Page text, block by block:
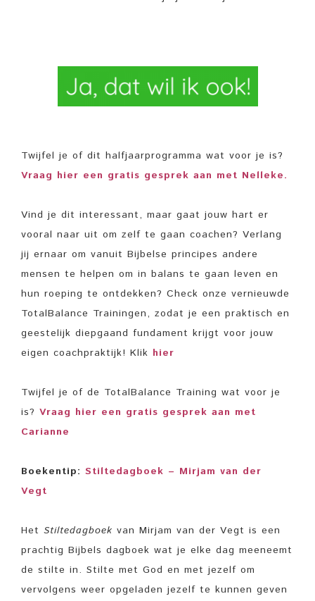
Twijfel je of dit halfjaarprogramma wat voor je is?
Vraag hier een gratis gesprek aan met Nelleke.
Vind je dit interessant, maar gaat jouw hart er
vooral naar uit om zelf te gaan coachen? Verlang
jij ernaar om vanuit Bijbelse principes andere
mensen te helpen om in balans te gaan leven en
hun roeping te ontdekken? Check onze vernieuwde
TotalBalance Trainingen, zodat je een praktisch en
geestelijk diepgaand fundament krijgt voor jouw
eigen coachpraktijk! Klik hier
Twijfel je of de TotalBalance Training wat voor je
is? Vraag hier een gratis gesprek aan met
Carianne
Boekentip: Stiltedagboek – Mirjam van der
Vegt
Het Stiltedagboek van Mirjam van der Vegt is een
prachtig Bijbels dagboek wat je elke dag meeneemt
de stilte in. Stilte met God en met jezelf om
vervolgens weer opgeladen jezelf te kunnen geven